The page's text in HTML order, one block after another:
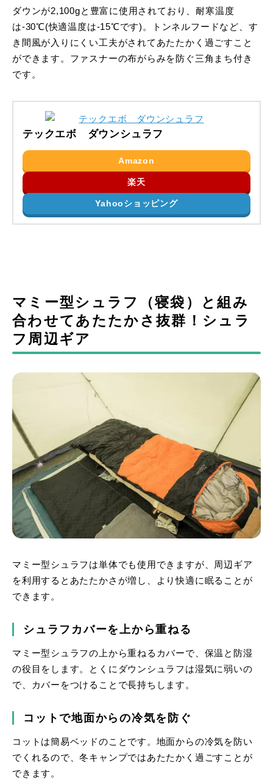
ダウンが2,100gと豊富に使用されており、耐寒温度
は-30℃(快適温度は-15℃です)。トンネルフードなど、す
き間風が入りにくい工夫がされてあたたかく過ごすこと
ができます。ファスナーの布がらみを防ぐ三角まち付き
です。
テックエボ ダウンシュラフ
Amazon
楽天
Yahooショッピング
マミー型シュラフ（寝袋）と組み
合わせてあたたかさ抜群！シュラ
フ周辺ギア
マミー型シュラフは単体でも使用できますが、周辺ギア
を利用するとあたたかさが増し、より快適に眠ることが
できます。
シュラフカバーを上から重ねる
マミー型シュラフの上から重ねるカバーで、保温と防湿
の役目をします。とくにダウンシュラフは湿気に弱いの
で、カバーをつけることで長持ちします。
コットで地面からの冷気を防ぐ
コットは簡易ベッドのことです。地面からの冷気を防い
でくれるので、冬キャンプではあたたかく過ごすことが
できます。